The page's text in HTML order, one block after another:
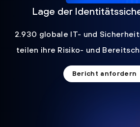
Lage der
2.930 globale IT- und
teilen ihre Risiko- und
Bericht anfordern